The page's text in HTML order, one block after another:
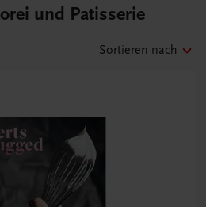
und Patisserie
Sortieren nach